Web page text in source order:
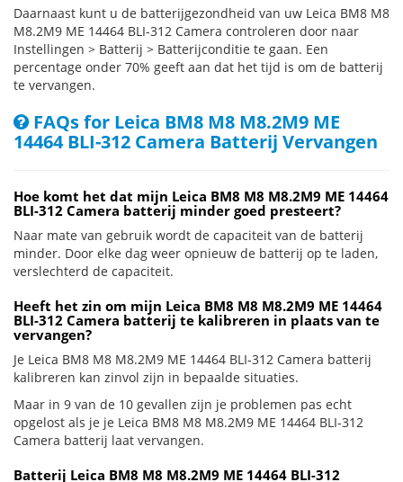
Daarnaast kunt u de batterijgezondheid van uw Leica BM8 M8
M8.2M9 ME 14464 BLI-312 Camera controleren door naar
Instellingen > Batterij > Batterijconditie te gaan. Een
percentage onder 70% geeft aan dat het tijd is om de batterij
te vervangen.
FAQs for Leica BM8 M8 M8.2M9 ME
14464 BLI-312 Camera Batterij Vervangen
Hoe komt het dat mijn Leica BM8 M8 M8.2M9 ME 14464
BLI-312 Camera batterij minder goed presteert?
Naar mate van gebruik wordt de capaciteit van de batterij
minder. Door elke dag weer opnieuw de batterij op te laden,
verslechterd de capaciteit.
Heeft het zin om mijn Leica BM8 M8 M8.2M9 ME 14464
BLI-312 Camera batterij te kalibreren in plaats van te
vervangen?
Je Leica BM8 M8 M8.2M9 ME 14464 BLI-312 Camera batterij
kalibreren kan zinvol zijn in bepaalde situaties.
Maar in 9 van de 10 gevallen zijn je problemen pas echt
opgelost als je je Leica BM8 M8 M8.2M9 ME 14464 BLI-312
Camera batterij laat vervangen.
Batterij Leica BM8 M8 M8.2M9 ME 14464 BLI-312